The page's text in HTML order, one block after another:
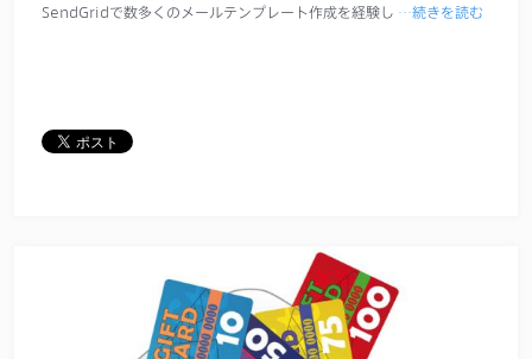
SendGridで数多くのメールテンプレート作成を経験し …続きを読む